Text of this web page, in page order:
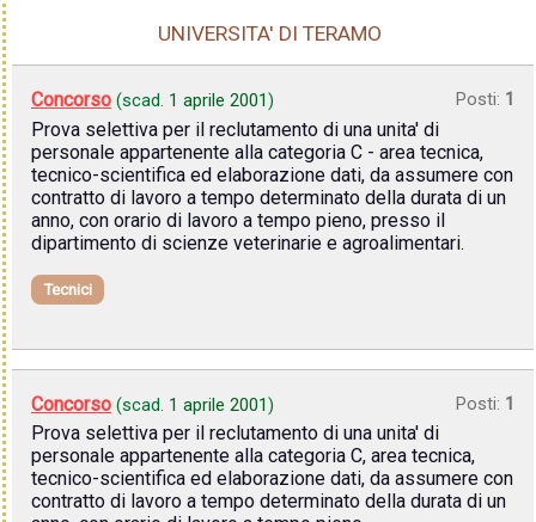
UNIVERSITA' DI TERAMO
Concorso (scad. 1 aprile 2001) Posti: 1
Prova selettiva per il reclutamento di una unita' di
personale appartenente alla categoria C - area tecnica,
tecnico-scientifica ed elaborazione dati, da assumere con
contratto di lavoro a tempo determinato della durata di un
anno, con orario di lavoro a tempo pieno, presso il
dipartimento di scienze veterinarie e agroalimentari.
Tecnici
Concorso (scad. 1 aprile 2001) Posti: 1
Prova selettiva per il reclutamento di una unita' di
personale appartenente alla categoria C, area tecnica,
tecnico-scientifica ed elaborazione dati, da assumere con
contratto di lavoro a tempo determinato della durata di un